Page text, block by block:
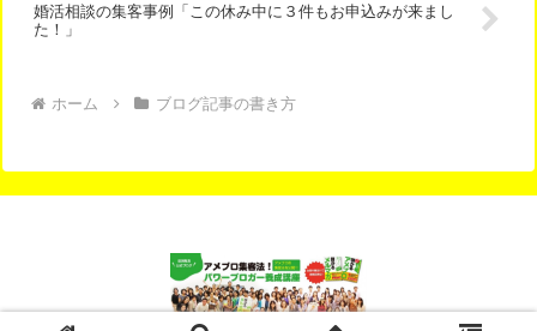
婚活相談の集客事例「この休み中に３件もお申込みが来まし
た！」
ホーム ブログ記事の書き方